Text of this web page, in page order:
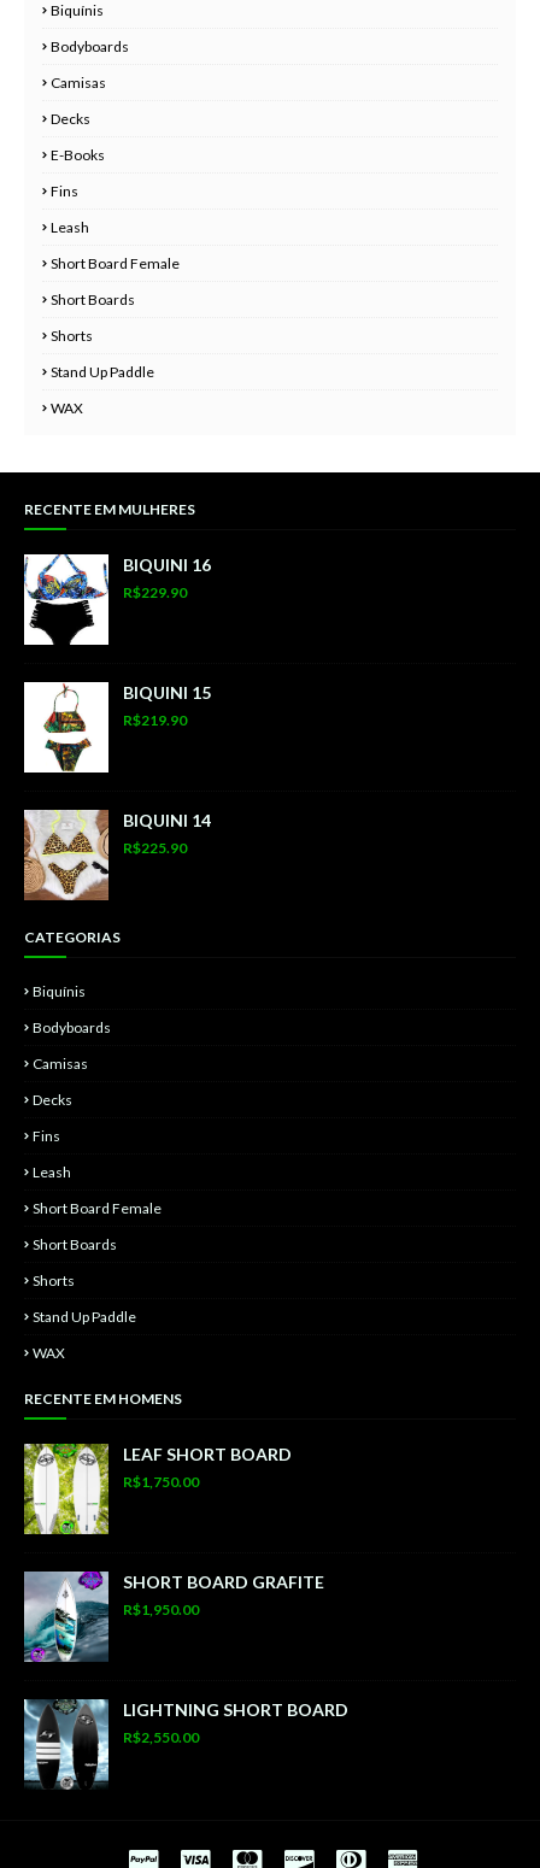
Biquínis
Bodyboards
Camisas
Decks
E-Books
Fins
Leash
Short Board Female
Short Boards
Shorts
Stand Up Paddle
WAX
RECENTE EM MULHERES
BIQUINI 16
R$229.90
BIQUINI 15
R$219.90
BIQUINI 14
R$225.90
CATEGORIAS
Biquínis
Bodyboards
Camisas
Decks
Fins
Leash
Short Board Female
Short Boards
Shorts
Stand Up Paddle
WAX
RECENTE EM HOMENS
LEAF SHORT BOARD
R$1,750.00
SHORT BOARD GRAFITE
R$1,950.00
LIGHTNING SHORT BOARD
R$2,550.00